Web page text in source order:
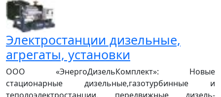
Электростанции дизельные,
агрегаты, установки
ООО «ЭнергоДизельКомплект»: Новые
стационарные дизельные,газотурбинные и
теполоэлектростанции, передвижные дизель-